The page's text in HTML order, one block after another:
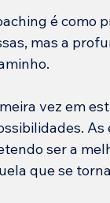
é como
mas a
vez em
ser a
que se